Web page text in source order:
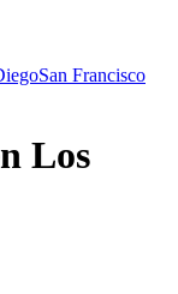
San Francisco
Los